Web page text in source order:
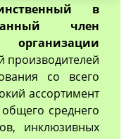
в
член
со всего
ассортимент
среднего
инклюзивных